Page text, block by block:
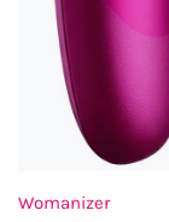
Womanizer